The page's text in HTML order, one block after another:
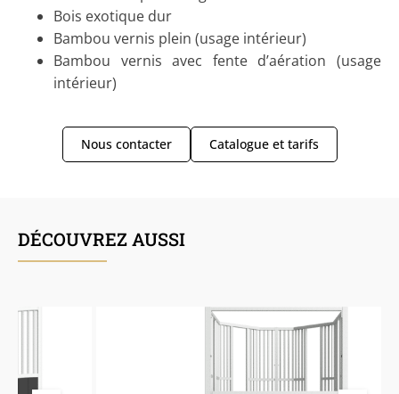
Bois exotique dur
Bambou vernis plein (usage intérieur)
Bambou vernis avec fente d’aération (usage
intérieur)
Nous contacter Catalogue et tarifs
DÉCOUVREZ AUSSI